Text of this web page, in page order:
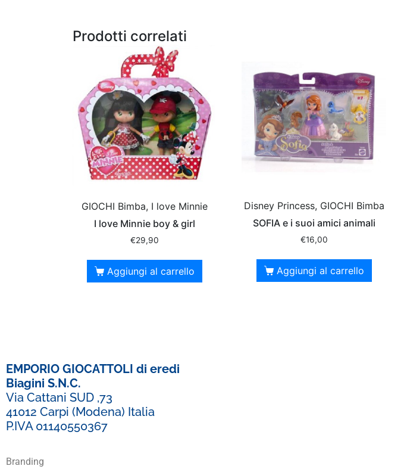
Prodotti correlati
GIOCHI Bimba, I love Minnie
I love Minnie boy & girl
€29,90
Aggiungi al carrello
Disney Princess, GIOCHI Bimba
SOFIA e i suoi amici animali
€16,00
Aggiungi al carrello
EMPORIO GIOCATTOLI di eredi
Biagini S.N.C.
Via Cattani SUD ,73
41012 Carpi (Modena) Italia
P.IVA 01140550367
Branding